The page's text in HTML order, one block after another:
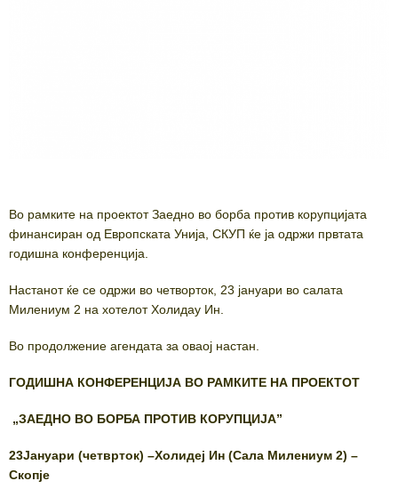
Во рамките на проектот Заедно во борба против корупцијата
финансиран од Европската Унија, СКУП ќе ја одржи првтата
годишна конференција.
Настанот ќе се одржи во четворток, 23 јануари во салата
Милениум 2 на хотелот Холидау Ин.
Во продолжение агендата за оваој настан.
ГОДИШНА КОНФЕРЕНЦИЈА ВО РАМКИТЕ НА ПРОЕКТОТ
„ЗАЕДНО ВО БОРБА ПРОТИВ КОРУПЦИЈА”
23Јануари (четврток) –Холидеј Ин (Сала Милениум 2) –
Скопје